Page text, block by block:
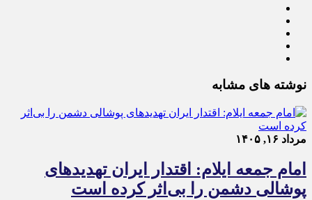
نوشته های مشابه
مرداد ۱۶, ۱۴۰۵
امام جمعه ایلام: اقتدار ایران تهدیدهای
پوشالی دشمن را بی‌اثر کرده است